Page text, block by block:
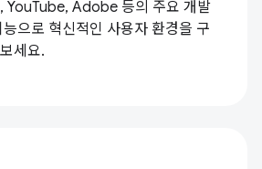
Adobe 등의 주요 개발
으로 혁신적인 사용자 환경을 구
세요.